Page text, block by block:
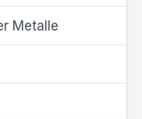
Metalle